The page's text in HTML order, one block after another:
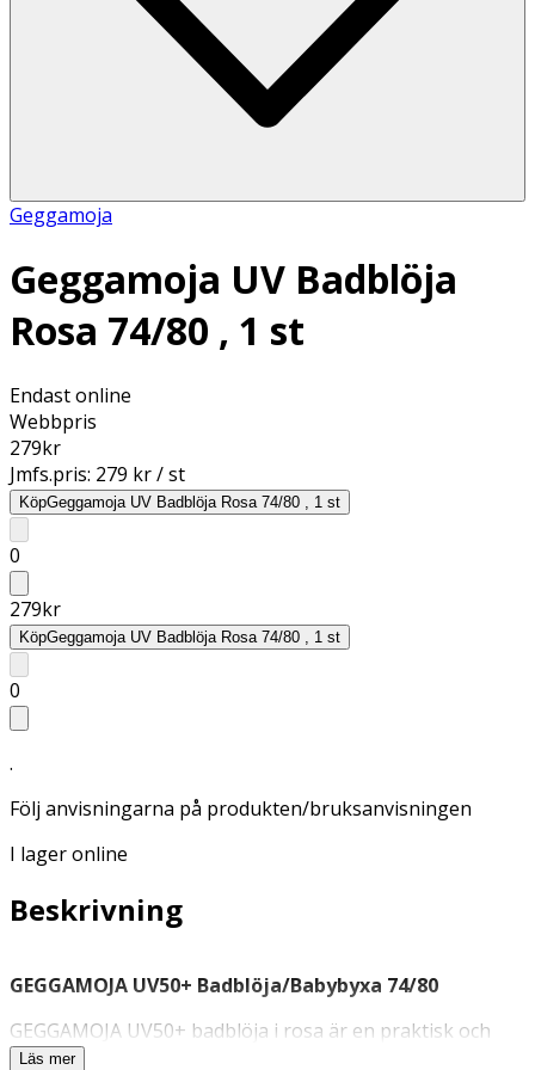
Geggamoja
Geggamoja UV Badblöja
Rosa 74/80 , 1 st
Endast online
Webbpris
279kr
Jmfs.pris: 279 kr / st
KöpGeggamoja UV Badblöja Rosa 74/80 , 1 st
0
279kr
KöpGeggamoja UV Badblöja Rosa 74/80 , 1 st
0
.
Följ anvisningarna på produkten/bruksanvisningen
I lager online
Beskrivning
GEGGAMOJA UV50+ Badblöja/Babybyxa 74/80
GEGGAMOJA UV50+ badblöja i rosa är en praktisk och
bekväm babybyxa för vattenlek och babysim. Med
Läs mer